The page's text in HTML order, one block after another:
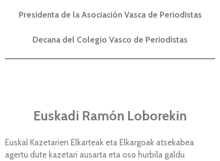
Presidenta de la Asociación Vasca de Periodistas
Decana del Colegio Vasco de Periodistas
Euskadi Ramón Loborekin
Euskal Kazetarien Elkarteak eta Elkargoak atsekabea
agertu dute kazetari ausarta eta oso hurbila galdu